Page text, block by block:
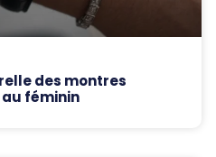
des montres
féminin